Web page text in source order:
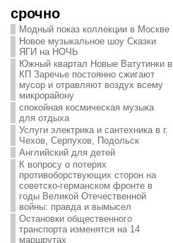
срочно
Модный показ коллекции в Москве
Новое музыкальное шоу Сказки
ЯГИ на НОЧЬ
Южный квартал Новые Ватутинки в
КП Заречье постоянно сжигают
мусор и отравляют воздух всему
микрорайону
спокойная космическая музыка
для отдыха
Услуги электрика и сантехника в г.
Чехов, Серпухов, Подольск
Английский для детей
К вопросу о потерях
противоборствующих сторон на
советско-германском фронте в
годы Великой Отечественной
войны: правда и вымысел
Остановки общественного
транспорта изменятся на 14
маршрутах